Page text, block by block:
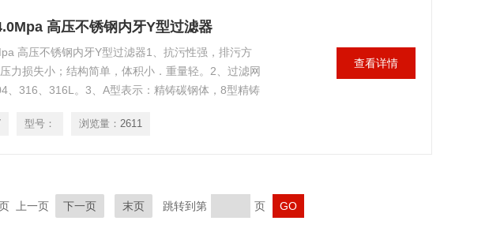
高压不锈钢内牙Y型过滤器
高压不锈钢内牙Y型过滤器1、抗污性强，排污方
力损失小；结构简单，体积小．重量轻。2、过滤网
、316、316L。3、A型表示：精铸碳钢体，8型精铸
型号： 浏览量： 2611
查看详情
上一页 下一页 末页 跳转到第 页